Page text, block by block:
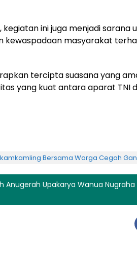
kegiatan ini juga menjadi
kewaspadaan masyarakat
tercipta suasana yang
yang kuat antara aparat TNI
Bersama Warga Cegah
Anugerah Upakarya Wanua Nugraha